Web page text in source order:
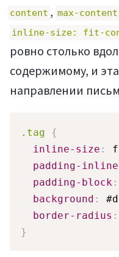
content , max-content
inline-size: fit-
ровно столько
содержимому, и
направлении
.tag
{
inline-size :
padding-inline
padding-block :
background :
border-radius :
}